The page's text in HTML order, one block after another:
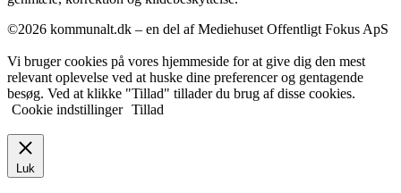
©2026 kommunalt.dk – en del af Mediehuset Offentligt Fokus ApS
Vi bruger cookies på vores hjemmeside for at give dig den mest
relevant oplevelse ved at huske dine preferencer og gentagende
besøg. Ved at klikke "Tillad" tillader du brug af disse cookies.
Cookie indstillinger Tillad
Luk